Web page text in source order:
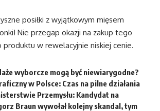
posiłki z wyjątkowym mięsem
Nie przegap okazji na zakup tego
w rewelacyjnie niskiej cenie.
wyborcze mogą być niewiarygodne?
w Polsce: Czas na pilne działania
Przemysłu: Kandydat na
Braun wywołał kolejny skandal, tym